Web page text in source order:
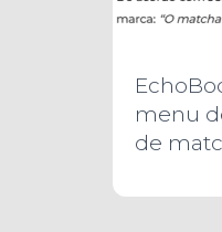
menu
de